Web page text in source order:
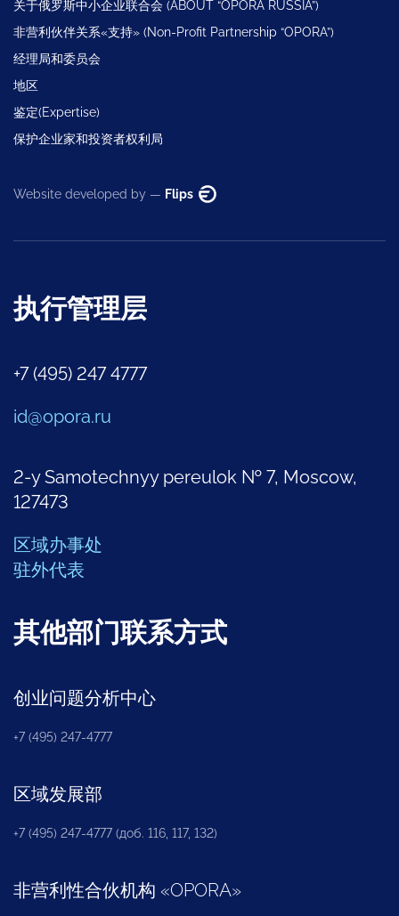
关于俄罗斯中小企业联合会 (ABOUT “OPORA RUSSIA”)
非营利伙伴关系«支持» (Non-Profit Partnership “OPORA”)
经理局和委员会
地区
鉴定(Expertise)
保护企业家和投资者权利局
Website developed by — Flips
执行管理层
+7 (495) 247 4777
id@opora.ru
2-y Samotechnyy pereulok № 7, Moscow,
127473
区域办事处
驻外代表
其他部门联系方式
创业问题分析中心
+7 (495) 247-4777
区域发展部
+7 (495) 247-4777 (доб. 116, 117, 132)
非营利性合伙机构 «OPORA»